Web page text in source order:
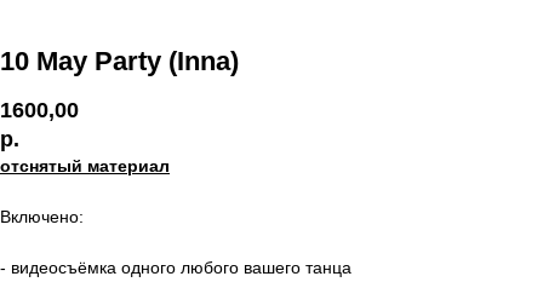
10 May Party (Inna)
1600,00
р.
отснятый материал
Включено:
- видеосъёмка одного любого вашего танца